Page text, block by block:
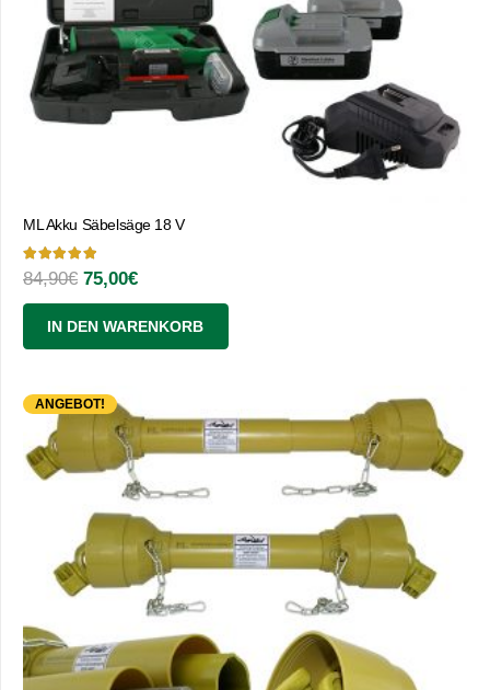
ML Akku Säbelsäge 18 V
Bewertet mit5.00
84,90€ Ursprünglicher
Preis
war:
84,90€
75,00€Aktueller
Preis
ist:
75,00€.
IN DEN WARENKORB
ANGEBOT!